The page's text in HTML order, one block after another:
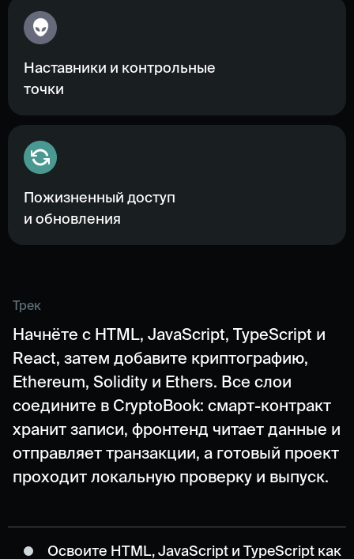
Наставники и контрольные
точки
Пожизненный доступ
и обновления
Трек
Начнёте с HTML, JavaScript, TypeScript и
React, затем добавите криптографию,
Ethereum, Solidity и Ethers. Все слои
соедините в CryptoBook: смарт-контракт
хранит записи, фронтенд читает данные и
отправляет транзакции, а готовый проект
проходит локальную проверку и выпуск.
Освоите HTML, JavaScript и TypeScript как